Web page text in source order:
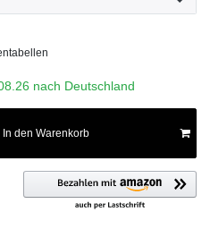
nach Deutschland
In den Warenkorb